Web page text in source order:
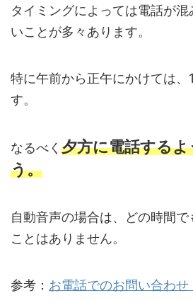
タイミングによっては電話が
いことが多々あります。
特に午前から正午にかけては、
す。
なるべく 夕方に電話する
う。
自動音声の場合は、どの時間
ことはありません。
参考： お電話でのお問い合わ